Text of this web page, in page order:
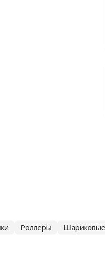
Роллеры Шариковые